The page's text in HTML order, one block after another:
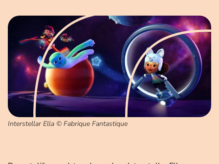
Interstellar Ella © Fabrique Fantastique